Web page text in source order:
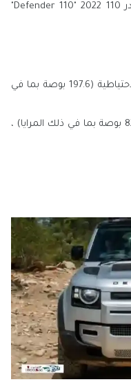
تشمل الأبعاد الرئيسية لـ لاند روفر ديفندر 110 2022 "Defender 110"
طول 187.4 بوصة باستثناء العجلة الاحتياطية (197.6 بوصة بما في
عرض 79.1 بوصة باستثناء المرايا (82.9 بوصة بما في ذلك المرايا) ،